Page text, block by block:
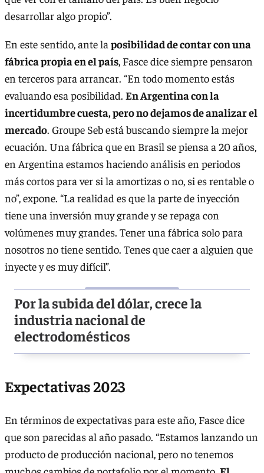
desarrollar algo propio”.
En este sentido, ante la posibilidad de contar con una
fábrica propia en el país, Fasce dice siempre pensaron
en terceros para arrancar. “En todo momento estás
evaluando esa posibilidad. En Argentina con la
incertidumbre cuesta, pero no dejamos de analizar el
mercado. Groupe Seb está buscando siempre la mejor
ecuación. Una fábrica que en Brasil se piensa a 20 años,
en Argentina estamos haciendo análisis en periodos
más cortos para ver si la amortizas o no, si es rentable o
no”, expone. “La realidad es que la parte de inyección
tiene una inversión muy grande y se repaga con
volúmenes muy grandes. Tener una fábrica solo para
nosotros no tiene sentido. Tenes que caer a alguien que
inyecte y es muy difícil”.
Por la subida del dólar, crece la
industria nacional de
electrodomésticos
Expectativas 2023
En términos de expectativas para este año, Fasce dice
que son parecidas al año pasado. “Estamos lanzando un
producto de producción nacional, pero no tenemos